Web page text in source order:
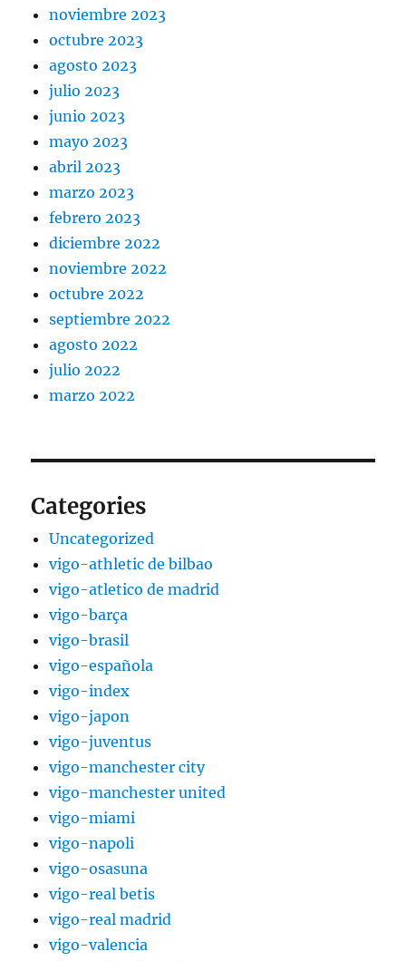
noviembre 2023
octubre 2023
agosto 2023
julio 2023
junio 2023
mayo 2023
abril 2023
marzo 2023
febrero 2023
diciembre 2022
noviembre 2022
octubre 2022
septiembre 2022
agosto 2022
julio 2022
marzo 2022
Categories
Uncategorized
vigo-athletic de bilbao
vigo-atletico de madrid
vigo-barça
vigo-brasil
vigo-española
vigo-index
vigo-japon
vigo-juventus
vigo-manchester city
vigo-manchester united
vigo-miami
vigo-napoli
vigo-osasuna
vigo-real betis
vigo-real madrid
vigo-valencia